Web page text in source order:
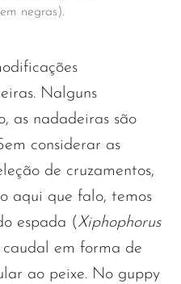
negras).
Nalguns
as nadadeiras são
considerar as
de cruzamentos,
aqui que falo, temos
espada (Xiphophorus
em forma de
ao peixe. No guppy